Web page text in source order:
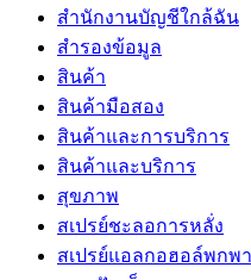
สำนักงานบัญชีใกล้ฉัน
สำรองข้อมูล
สินค้า
สินค้ามือสอง
สินค้าและการบริการ
สินค้าและบริการ
สุขภาพ
สเปรย์ชะลอการหลั่ง
สเปรย์แอลกอฮอล์พกพา